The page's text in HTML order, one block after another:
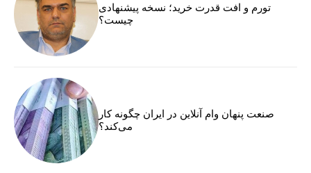
تورم و افت قدرت خرید؛ نسخه پیشنهادی
چیست؟
صنعت پنهان وام آنلاین در ایران چگونه کار
می‌کند؟